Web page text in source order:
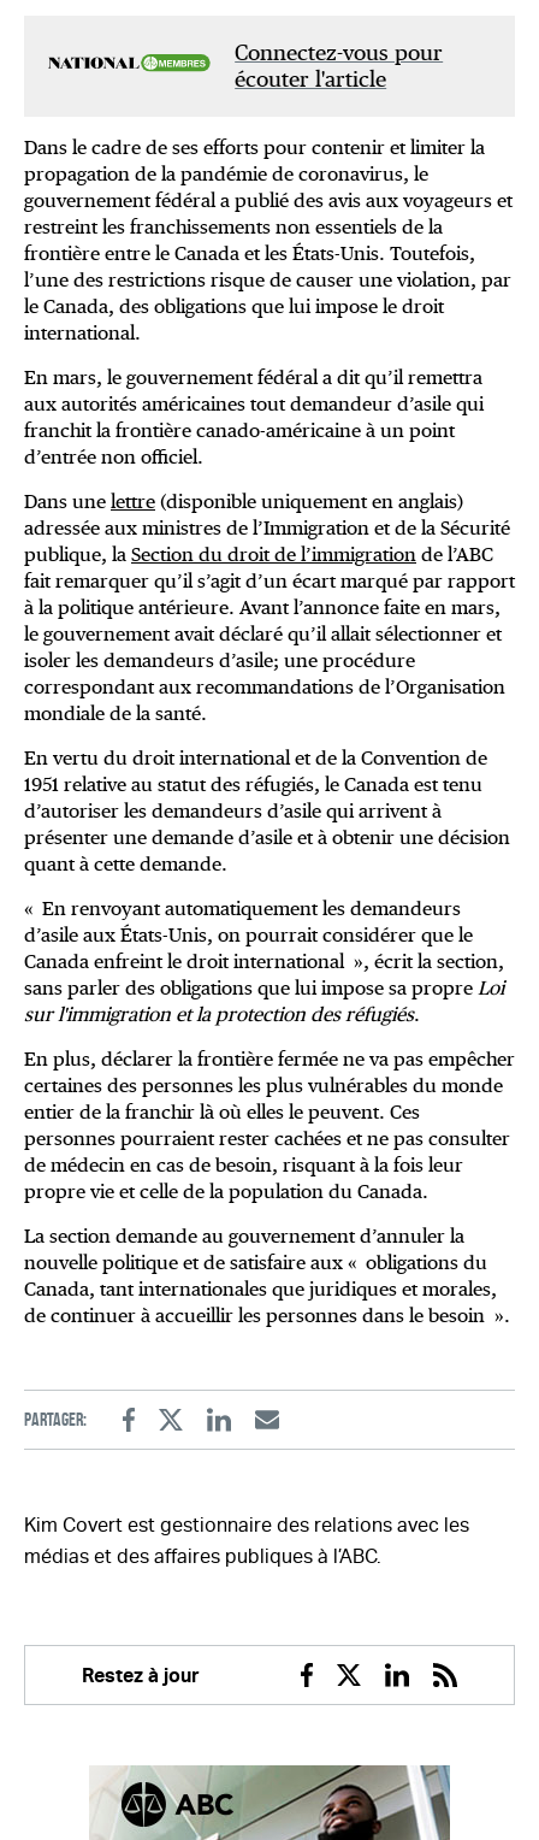
Connectez-vous pour
écouter l'article
Dans le cadre de ses efforts pour contenir et limiter la
propagation de la pandémie de coronavirus, le
gouvernement fédéral a publié des avis aux voyageurs et
restreint les franchissements non essentiels de la
frontière entre le Canada et les États-Unis. Toutefois,
l’une des restrictions risque de causer une violation, par
le Canada, des obligations que lui impose le droit
international.
En mars, le gouvernement fédéral a dit qu’il remettra
aux autorités américaines tout demandeur d’asile qui
franchit la frontière canado-américaine à un point
d’entrée non officiel.
Dans une lettre (disponible uniquement en anglais)
adressée aux ministres de l’Immigration et de la Sécurité
publique, la Section du droit de l’immigration de l’ABC
fait remarquer qu’il s’agit d’un écart marqué par rapport
à la politique antérieure. Avant l’annonce faite en mars,
le gouvernement avait déclaré qu’il allait sélectionner et
isoler les demandeurs d’asile; une procédure
correspondant aux recommandations de l’Organisation
mondiale de la santé.
En vertu du droit international et de la Convention de
1951 relative au statut des réfugiés, le Canada est tenu
d’autoriser les demandeurs d’asile qui arrivent à
présenter une demande d’asile et à obtenir une décision
quant à cette demande.
« En renvoyant automatiquement les demandeurs
d’asile aux États-Unis, on pourrait considérer que le
Canada enfreint le droit international », écrit la section,
sans parler des obligations que lui impose sa propre Loi
sur l'immigration et la protection des réfugiés.
En plus, déclarer la frontière fermée ne va pas empêcher
certaines des personnes les plus vulnérables du monde
entier de la franchir là où elles le peuvent. Ces
personnes pourraient rester cachées et ne pas consulter
de médecin en cas de besoin, risquant à la fois leur
propre vie et celle de la population du Canada.
La section demande au gouvernement d’annuler la
nouvelle politique et de satisfaire aux « obligations du
Canada, tant internationales que juridiques et morales,
de continuer à accueillir les personnes dans le besoin ».
Partager:
FacebookTwitterLinkedinEmail
Kim Covert est gestionnaire des relations avec les
médias et des affaires publiques à l’ABC.
Restez à jour
Facebook
TwitterLinkedin
RSS